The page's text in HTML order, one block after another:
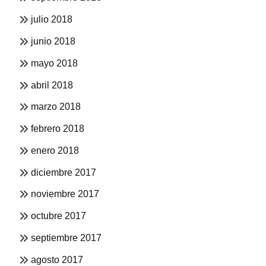
julio 2018
junio 2018
mayo 2018
abril 2018
marzo 2018
febrero 2018
enero 2018
diciembre 2017
noviembre 2017
octubre 2017
septiembre 2017
agosto 2017